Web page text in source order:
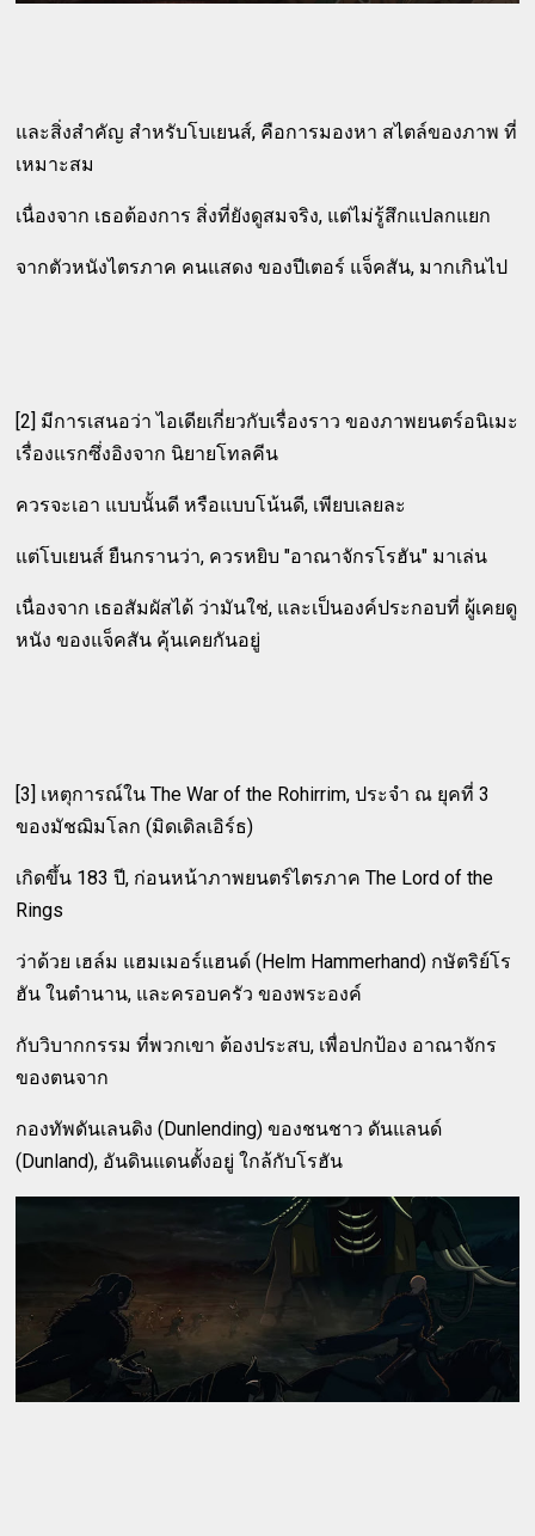
และสิ่งสำคัญ สำหรับโบเยนส์, คือการมองหา สไตล์ของภาพ ที่
เหมาะสม
เนื่องจาก เธอต้องการ สิ่งที่ยังดูสมจริง, แต่ไม่รู้สึกแปลกแยก
จากตัวหนังไตรภาค คนแสดง ของปีเตอร์ แจ็คสัน, มากเกินไป
[2] มีการเสนอว่า ไอเดียเกี่ยวกับเรื่องราว ของภาพยนตร์อนิเมะ
เรื่องแรกซึ่งอิงจาก นิยายโทลคีน
ควรจะเอา แบบนั้นดี หรือแบบโน้นดี, เพียบเลยละ
แต่โบเยนส์ ยืนกรานว่า, ควรหยิบ "อาณาจักรโรฮัน" มาเล่น
เนื่องจาก เธอสัมผัสได้ ว่ามันใช่, และเป็นองค์ประกอบที่ ผู้เคยดู
หนัง ของแจ็คสัน คุ้นเคยกันอยู่
[3] เหตุการณ์ใน The War of the Rohirrim, ประจำ ณ ยุคที่ 3
ของมัชฌิมโลก (มิดเดิลเอิร์ธ)
เกิดขึ้น 183 ปี, ก่อนหน้าภาพยนตร์ไตรภาค The Lord of the
Rings
ว่าด้วย เฮล์ม แฮมเมอร์แฮนด์ (Helm Hammerhand) กษัตริย์โร
ฮัน ในตำนาน, และครอบครัว ของพระองค์
กับวิบากกรรม ที่พวกเขา ต้องประสบ, เพื่อปกป้อง อาณาจักร
ของตนจาก
กองทัพดันเลนดิง (Dunlending) ของชนชาว ดันแลนด์
(Dunland), อันดินแดนตั้งอยู่ ใกล้กับโรฮัน